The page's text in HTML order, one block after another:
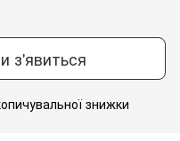
з'явиться
знижки